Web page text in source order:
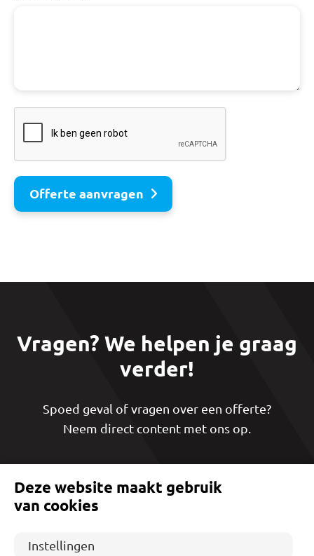
Offerte aanvragen
Vragen? We helpen je graag
verder!
Spoed geval of vragen over een offerte?
Neem direct content met ons op.
Mail ons direct
Deze website maakt gebruik
van cookies
Instellingen